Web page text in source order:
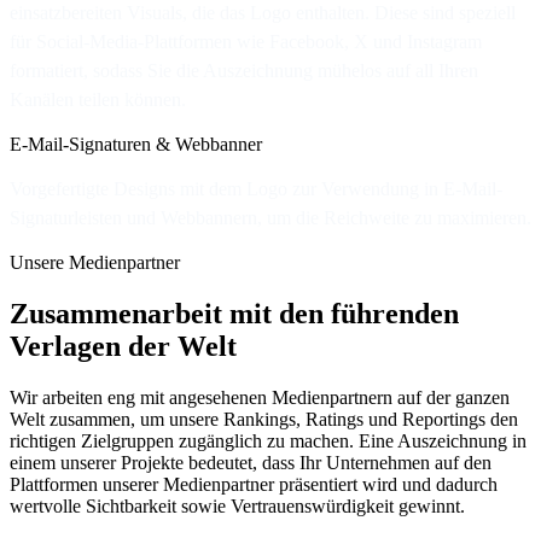
E-Mail-Signaturen & Webbanner
Unsere Medienpartner
Zusammenarbeit mit den führenden
Verlagen der Welt
Wir arbeiten eng mit angesehenen Medienpartnern auf der ganzen
Welt zusammen, um unsere Rankings, Ratings und Reportings den
richtigen Zielgruppen zugänglich zu machen. Eine Auszeichnung in
einem unserer Projekte bedeutet, dass Ihr Unternehmen auf den
Plattformen unserer Medienpartner präsentiert wird und dadurch
wertvolle Sichtbarkeit sowie Vertrauenswürdigkeit gewinnt.